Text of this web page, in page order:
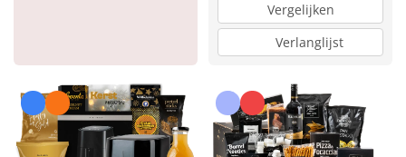
Vergelijken
Verlanglijst